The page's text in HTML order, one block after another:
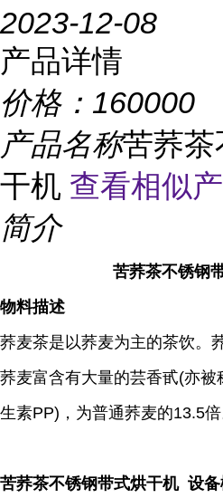
2023-12-08
产品详情
价格： 160000
产品名称苦荞茶
干机 查看相似
简介
苦荞茶不锈钢
物料描述
荞麦茶是以荞麦为主的茶饮。
荞麦富含有大量的芸香甙(亦
生素PP)，为普通荞麦的13.5倍
苦荞茶不锈钢带式烘干机 设